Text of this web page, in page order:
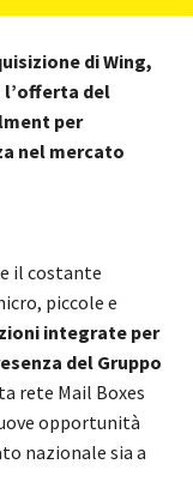
di Wing,
l’offerta del
per
nel mercato
il costante
piccole e
integrate per
del Gruppo
rete Mail Boxes
opportunità
nazionale sia a